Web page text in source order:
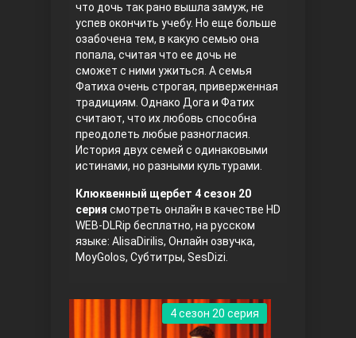
Любовь напрокат
Воскресший Эртугрул
что дочь так рано вышла замуж, не
успев окончить учебу. Но еще больше
озабочена тем, в какую семью она
попала, считая что ее дочь не
сможет с ними ужиться. А семья
Фатиха очень строгая, приверженная
традициям. Однако Дога и Фатих
считают, что их любовь способна
преодолеть любые разногласия.
История двух семей с одинаковыми
истинами, но разными культурами.
Клюквенный щербет 4 сезон 20
серия смотреть онлайн в качестве HD
WEB-DLRip бесплатно, на русском
языке: AlisaDirilis, Онлайн озвучка,
MoyGolos, Субтитры, SesDizi.
4 сезон 20 серия